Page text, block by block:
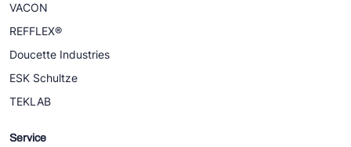
VACON
REFFLEX®
Doucette Industries
ESK Schultze
TEKLAB
Service